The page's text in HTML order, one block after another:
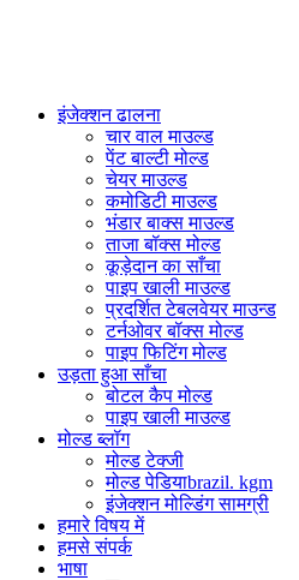
इंजेक्शन ढालना
चार वाल माउल्ड
पेंट बाल्टी मोल्ड
चेयर माउल्ड
कमोडिटी माउल्ड
भंडार बाक्स माउल्ड
ताजा बॉक्स मोल्ड
कूड़ेदान का साँचा
पाइप खाली माउल्ड
प्रदर्शित टेबलवेयर माउन्ड
टर्नओवर बॉक्स मोल्ड
पाइप फिटिंग मोल्ड
उड़ता हुआ साँचा
बोटल कैप मोल्ड
पाइप खाली माउल्ड
मोल्ड ब्लॉग
मोल्ड टेक्जी
मोल्ड पेडियाbrazil. kgm
इंजेक्शन मोल्डिंग सामग्री
हमारे विषय में
हमसे संपर्क
भाषा